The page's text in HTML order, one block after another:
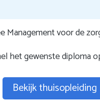
Management voor de
het gewenste diploma
Bekijk thuisopleiding